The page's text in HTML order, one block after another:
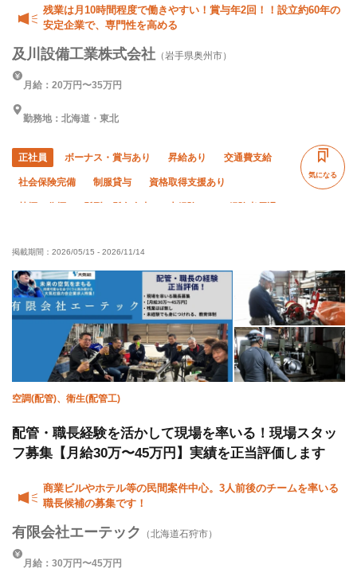
残業は月10時間程度で働きやすい！賞与年2回！！設立約60年の
安定企業で、専門性を高める
及川設備工業株式会社 （岩手県奥州市）
月給：20万円〜35万円
勤務地：北海道・東北
正社員 ボーナス・賞与あり 昇給あり 交通費支給
社会保険完備 制服貸与 資格取得支援あり
禁煙・分煙 髪型・髪色自由 未経験OK 経験者優遇
年末年始休暇 夏季休暇
気になる
掲載期間： 2026/05/15 - 2026/11/14
空調(配管)、衛生(配管工)
配管・職長経験を活かして現場を率いる！現場スタッ
フ募集【月給30万〜45万円】実績を正当評価します
商業ビルやホテル等の民間案件中心。3人前後のチームを率いる
職長候補の募集です！
有限会社エーテック （北海道石狩市）
月給：30万円〜45万円